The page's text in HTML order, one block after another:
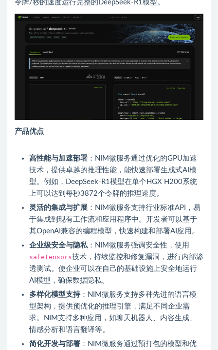
令牌/秒的速度运行完整的DeepSeek-R1模型。
产品优点
高性能与加速部署 ：NIM微服务通过优化的GPU加速
技术，提供卓越的推理性能，能快速部署生成式AI模
型。例如，DeepSeek-R1模型在单个HGX H200系统
上可以达到每秒3872个令牌的推理速度。
灵活的集成与扩展 ：NIM微服务支持行业标准API，易
于集成到现有工作流和应用程序中。开发者可以基于
其OpenAI兼容的编程模型，快速构建和部署AI应用。
企业级安全与隐私：NIM微服务强调安全性，使用
safetensors技术，持续监控和修复漏洞，进行内部渗
透测试。使企业可以在自己的基础设施上安全地运行
AI模型，确保数据隐私。
多样化模型支持：NIM微服务支持多种先进的语言模
型架构，提供预优化的推理引擎，满足不同企业需
求。NIM支持多种应用，如聊天机器人、内容生成、
情感分析和语言翻译等。
简化开发与部署 ：NIM微服务通过预打包的模型和优